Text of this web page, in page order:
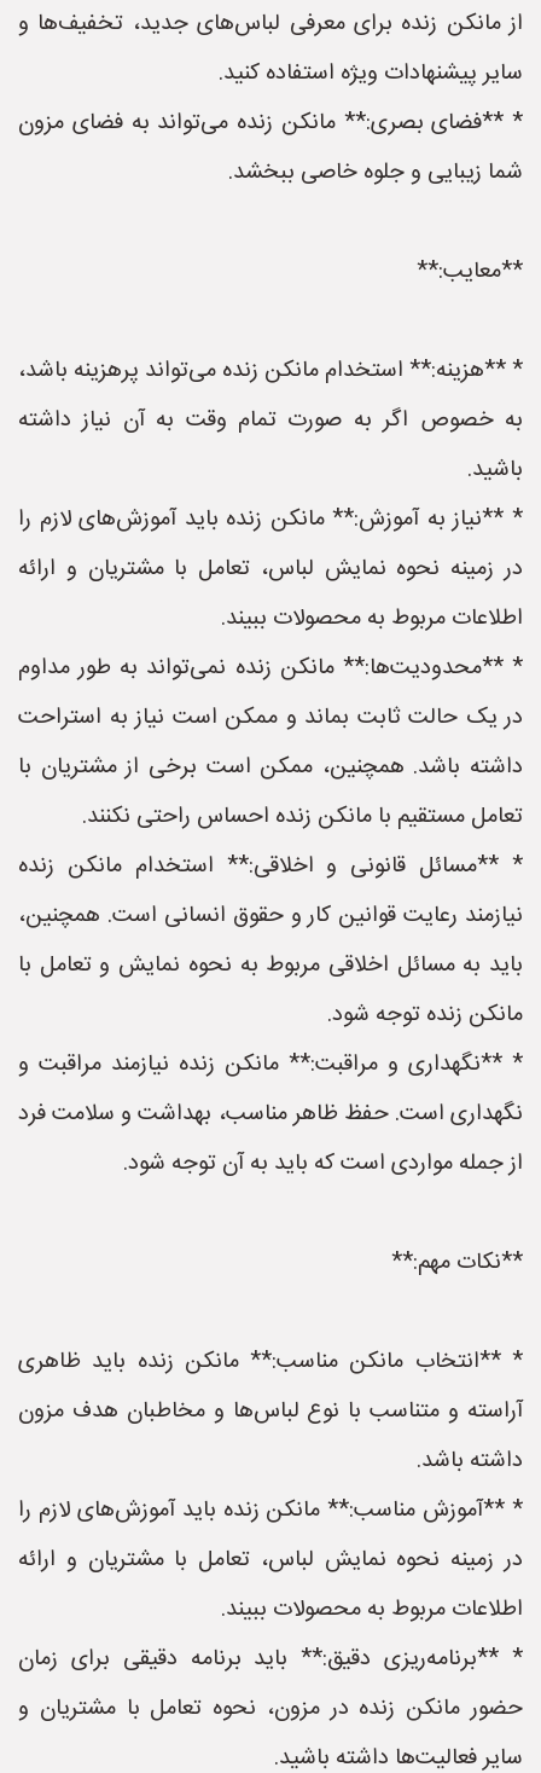
از مانکن زنده برای معرفی لباس‌های جدید، تخفیف‌ها و
سایر پیشنهادات ویژه استفاده کنید.
* **فضای بصری:** مانکن زنده می‌تواند به فضای مزون
شما زیبایی و جلوه خاصی ببخشد.
**معایب:**
* **هزینه:** استخدام مانکن زنده می‌تواند پرهزینه باشد،
به خصوص اگر به صورت تمام وقت به آن نیاز داشته
باشید.
* **نیاز به آموزش:** مانکن زنده باید آموزش‌های لازم را
در زمینه نحوه نمایش لباس، تعامل با مشتریان و ارائه
اطلاعات مربوط به محصولات ببیند.
* **محدودیت‌ها:** مانکن زنده نمی‌تواند به طور مداوم
در یک حالت ثابت بماند و ممکن است نیاز به استراحت
داشته باشد. همچنین، ممکن است برخی از مشتریان با
تعامل مستقیم با مانکن زنده احساس راحتی نکنند.
* **مسائل قانونی و اخلاقی:** استخدام مانکن زنده
نیازمند رعایت قوانین کار و حقوق انسانی است. همچنین،
باید به مسائل اخلاقی مربوط به نحوه نمایش و تعامل با
مانکن زنده توجه شود.
* **نگهداری و مراقبت:** مانکن زنده نیازمند مراقبت و
نگهداری است. حفظ ظاهر مناسب، بهداشت و سلامت فرد
از جمله مواردی است که باید به آن توجه شود.
**نکات مهم:**
* **انتخاب مانکن مناسب:** مانکن زنده باید ظاهری
آراسته و متناسب با نوع لباس‌ها و مخاطبان هدف مزون
داشته باشد.
* **آموزش مناسب:** مانکن زنده باید آموزش‌های لازم را
در زمینه نحوه نمایش لباس، تعامل با مشتریان و ارائه
اطلاعات مربوط به محصولات ببیند.
* **برنامه‌ریزی دقیق:** باید برنامه دقیقی برای زمان
حضور مانکن زنده در مزون، نحوه تعامل با مشتریان و
سایر فعالیت‌ها داشته باشید.